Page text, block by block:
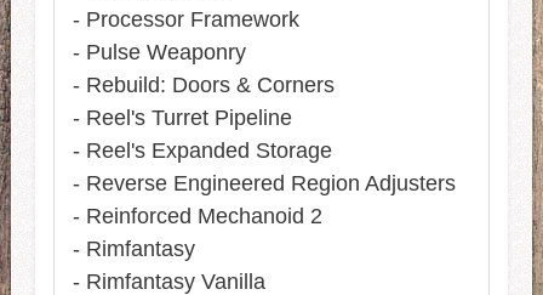
- Processor Framework
- Pulse Weaponry
- Rebuild: Doors & Corners
- Reel's Turret Pipeline
- Reel's Expanded Storage
- Reverse Engineered Region Adjusters
- Reinforced Mechanoid 2
- Rimfantasy
- Rimfantasy Vanilla